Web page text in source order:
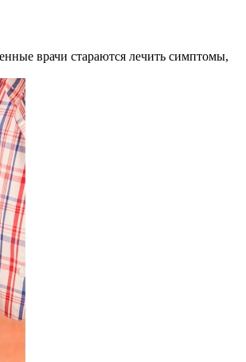
врачи стараются лечить симптомы,